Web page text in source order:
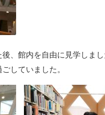
、館内を自由に見学しま
していました。